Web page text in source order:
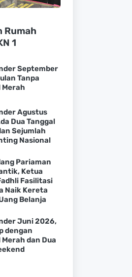
Rumah
1
September
Tanpa
Merah
Agustus
Dua Tanggal
Sejumlah
Nasional
Pariaman
Ketua
Fasilitasi
Naik Kereta
Belanja
Juni 2026,
dengan
Merah dan Dua